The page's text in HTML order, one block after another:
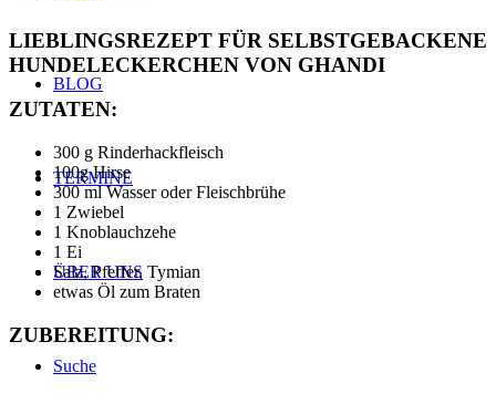
BLOG
TERMINE
ÜBER UNS
Suche
LIEBLINGSREZEPT FÜR SELBSTGEBACKENE
HUNDELECKERCHEN VON GHANDI
ZUTATEN:
300 g Rinderhackfleisch
100g Hirse
300 ml Wasser oder Fleischbrühe
1 Zwiebel
1 Knoblauchzehe
1 Ei
Salz, Pfeffer, Tymian
etwas Öl zum Braten
ZUBEREITUNG: